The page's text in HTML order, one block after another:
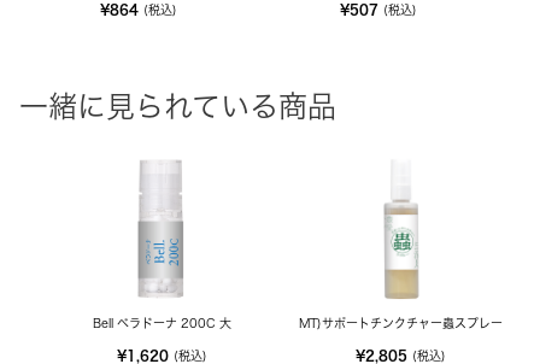
¥864 (税込) ¥507 (税込)
一緒に見られている商品
Bell ベラドーナ 200C 大
¥1,620 (税込)
MT)サポートチンクチャー蟲スプレー
¥2,805 (税込)